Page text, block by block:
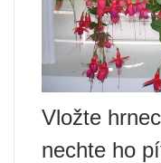
Vložte
nechte ho